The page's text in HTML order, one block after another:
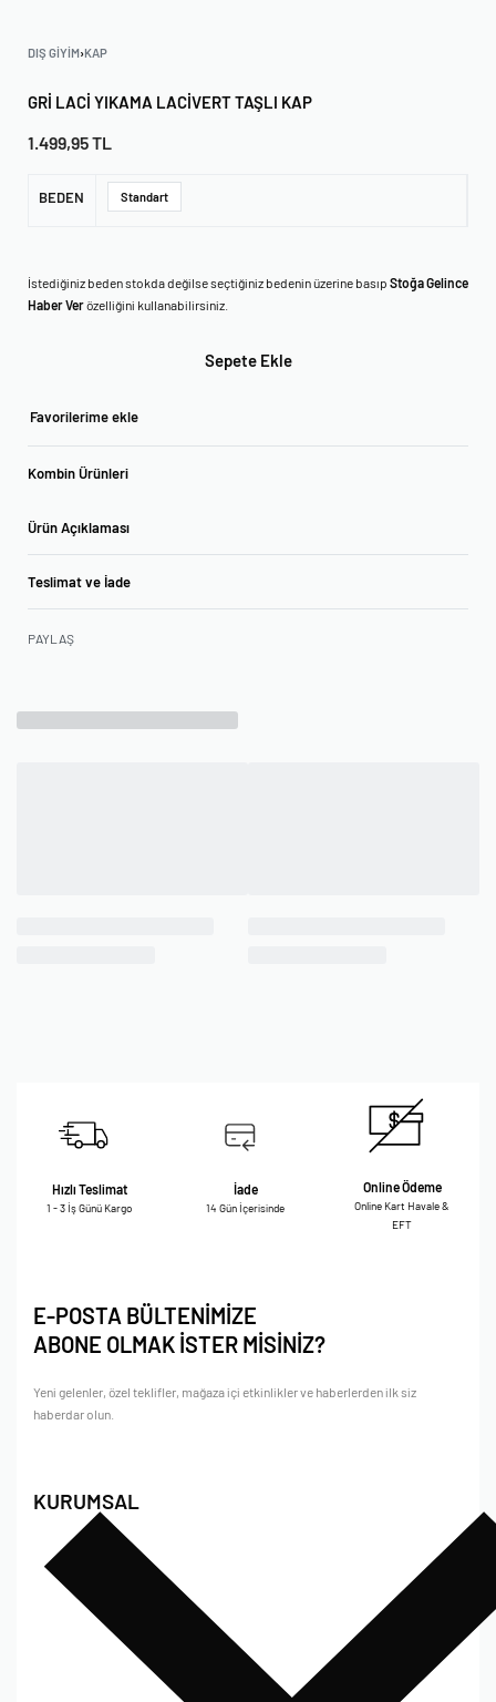
DIŞ GIYIM›KAP
GRI LACI YIKAMA LACIVERT TAŞLI KAP
1.499,95TL
BEDEN Standart
İstediğiniz beden stokda değilse seçtiğiniz bedenin üzerine basıp Stoğa Gelince
Haber Verözelliğini kullanabilirsiniz.
Sepete Ekle
Favorilerime ekle
Kombin Ürünleri
Ürün Açıklaması
Teslimat ve İade
PAYLAŞ
Hızlı Teslimat
1 - 3 İş Günü Kargo
İade
14 Gün İçerisinde
Online Ödeme
Online Kart Havale &
EFT
KURUMSAL
E-POSTA BÜLTENİMİZE
ABONE OLMAK İSTER MİSİNİZ?
Yeni gelenler, özel teklifler, mağaza içi etkinlikler ve haberlerden ilk siz
haberdar olun.